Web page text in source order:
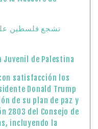
تشجع فلسطين
Juvenil de Palestina
satisfacción los
Donald Trump
de su plan de paz y
2803 del Consejo de
incluyendo la